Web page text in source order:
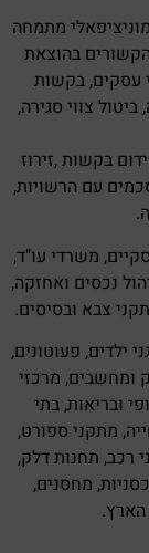
מתמחה
הקשורים בהוצאת
עסקים, בקשות
צווי סגירה,
בקשות ,זירוז
עם הרשויות,
משרדי עו"ד,
נכסים ואחזקה,
צבא ובסיסים.
ילדים, פעוטונים,
ומחשבים, מרכזי
ובריאות, בתי
מתקני ספורט,
רכב, תחנות דלק,
מחסנים,
הארץ.